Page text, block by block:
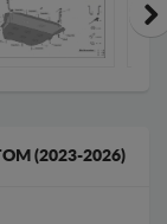
(2023-2026)